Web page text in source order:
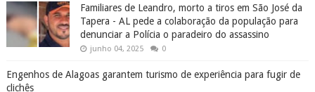
Familiares de Leandro, morto a tiros em São José da
Tapera - AL pede a colaboração da população para
denunciar a Polícia o paradeiro do assassino
junho 04, 2025 0
Engenhos de Alagoas garantem turismo de experiência para fugir de
clichês